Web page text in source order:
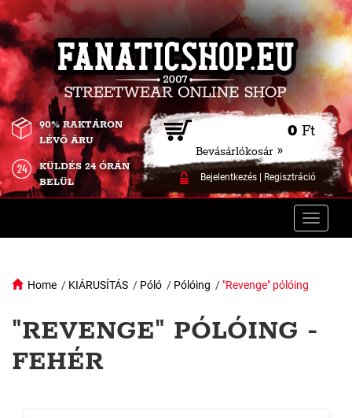
0 Ft
Bevásárlókosár »
Bejelentkezés| Regisztráció
90% RAKTÁRON
LÉVŐ ÁRU
KÜLDÉS 24 ÓRÁN
BELÜL
Toggle
Home / KIÁRUSÍTÁS / Póló / Pólóing / "Revenge" pólóing
"REVENGE" PÓLÓING -
FEHÉR